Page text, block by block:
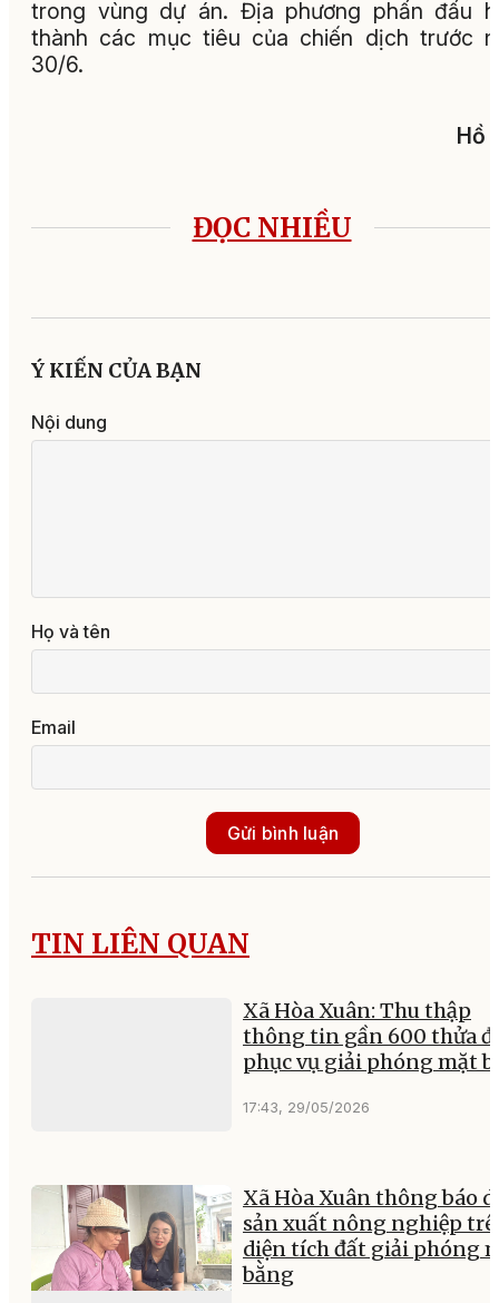
trong vùng dự án. Địa phương phấn đấu
thành các mục tiêu của chiến dịch trước
30/6.
Hồ
ĐỌC NHIỀU
Ý KIẾN CỦA BẠN
Nội dung
Họ và tên
Email
Gửi bình luận
TIN LIÊN QUAN
Xã Hòa Xuân: Thu thập
thông tin gần 600 thửa
phục vụ giải phóng mặt
17:43, 29/05/2026
Xã Hòa Xuân thông báo
sản xuất nông nghiệp
diện tích đất giải phóng
bằng